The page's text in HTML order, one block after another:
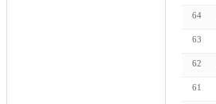
64
63
62
61